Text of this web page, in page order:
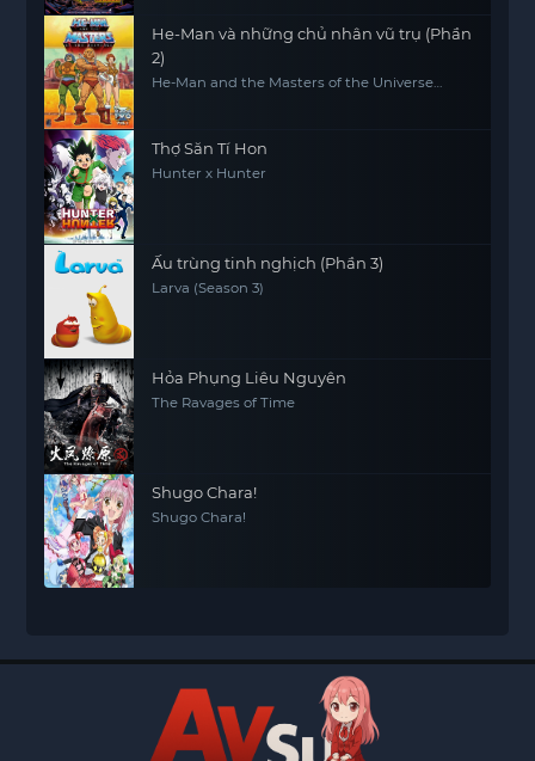
He-Man và những chủ nhân vũ trụ (Phần
2)
He-Man and the Masters of the Universe
Thợ Săn Tí Hon
Hunter x Hunter
Ấu trùng tinh nghịch (Phần 3)
Larva (Season 3)
Hỏa Phụng Liêu Nguyên
The Ravages of Time
Shugo Chara!
Shugo Chara!